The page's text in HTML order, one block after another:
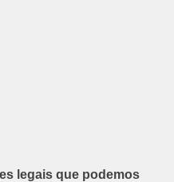
legais que podemos